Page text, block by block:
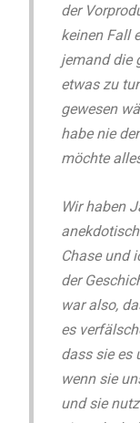
der
keinen Fall
jemand die
etwas zu
gewesen
habe nie
möchte
Wir haben
Chase und
der
war also,
es
dass sie es
wenn sie
und sie